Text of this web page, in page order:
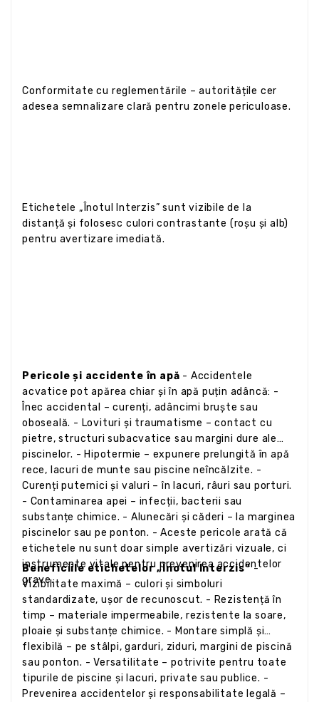
Conformitate cu reglementările – autoritățile cer
adesea semnalizare clară pentru zonele periculoase.
Etichetele „Înotul Interzis” sunt vizibile de la
distanță și folosesc culori contrastante (roșu și alb)
pentru avertizare imediată.
Pericole și accidente în apă - Accidentele
acvatice pot apărea chiar și în apă puțin adâncă: -
Înec accidental – curenți, adâncimi bruște sau
oboseală. - Lovituri și traumatisme – contact cu
pietre, structuri subacvatice sau margini dure ale
piscinelor. - Hipotermie – expunere prelungită în apă
rece, lacuri de munte sau piscine neîncălzite. -
Curenți puternici și valuri – în lacuri, râuri sau porturi.
- Contaminarea apei – infecții, bacterii sau
substanțe chimice. - Alunecări și căderi – la marginea
piscinelor sau pe ponton. - Aceste pericole arată că
etichetele nu sunt doar simple avertizări vizuale, ci
instrumente vitale pentru prevenirea accidentelor
grave.
Beneficiile etichetelor „Înotul Interzis”-
Vizibilitate maximă – culori și simboluri
standardizate, ușor de recunoscut. - Rezistență în
timp – materiale impermeabile, rezistente la soare,
ploaie și substanțe chimice. - Montare simplă și
flexibilă – pe stâlpi, garduri, ziduri, margini de piscină
sau ponton. - Versatilitate – potrivite pentru toate
tipurile de piscine și lacuri, private sau publice. -
Prevenirea accidentelor și responsabilitate legală –